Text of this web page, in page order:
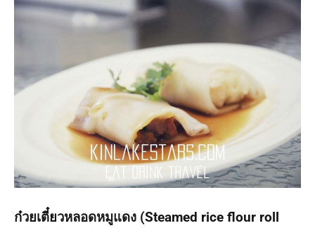
ก๋วยเตี๋ยวหลอดหมูแดง (Steamed rice flour roll